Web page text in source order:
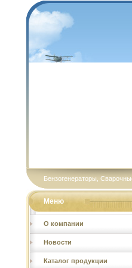
Бензогенераторы,
Меню
О компании
Новости
Каталог продукции